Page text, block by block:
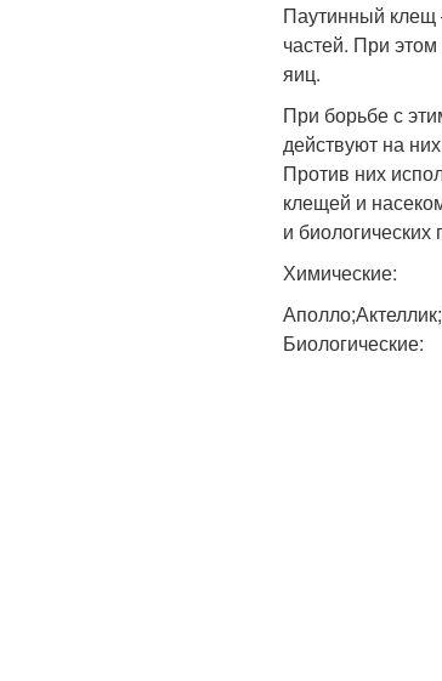
Паутинный клещ
частей. При
яиц.
При борьбе с
действуют на
Против них
клещей и
и
Химические:
Биологические: